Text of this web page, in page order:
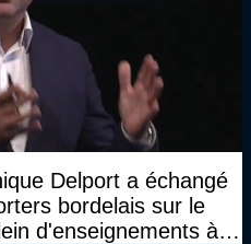
Delport a échangé
bordelais sur le
d'enseignements à la